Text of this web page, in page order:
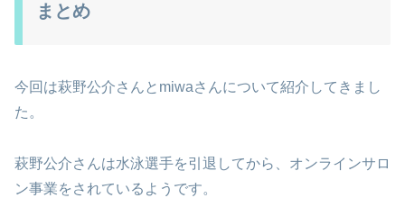
まとめ
今回は萩野公介さんとmiwaさんについて紹介してきまし
た。
萩野公介さんは水泳選手を引退してから、オンラインサロ
ン事業をされているようです。